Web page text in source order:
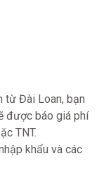
từ Đài Loan, bạn
được báo giá phí
TNT.
khẩu và các